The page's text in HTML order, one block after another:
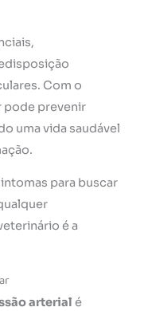
Com o
pode prevenir
uma vida saudável
para buscar
é a
arterial é